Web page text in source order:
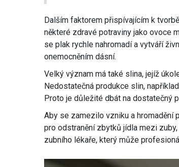
Dalším faktorem přispívajícím k
některé zdravé potraviny jako ovoce
se plak rychle nahromadí a vytváří
onemocněním dásní.
Velký význam má také slina, jejíž
Nedostatečná produkce slin,
Proto je důležité dbát na dostatečný
Aby se zamezilo vzniku a hromadění
pro odstranění zbytků jídla mezi
zubního lékaře, který může